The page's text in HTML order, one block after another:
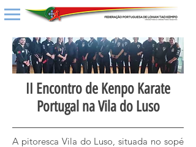
II Encontro de Kenpo Karate
Portugal na Vila do Luso
A pitoresca Vila do Luso, situada no sopé